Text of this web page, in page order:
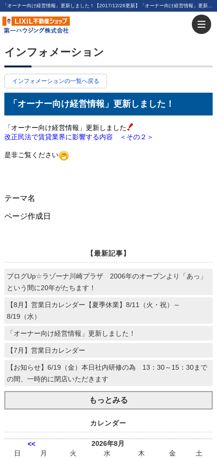
インフォメーション
インフォメーションの一覧へ戻る
「オーナー向け経営情報」更新しました！
「オーナー向け経営情報」更新しました
改正民法で賃貸業界に影響する内容 ＜その２＞
是非ご覧ください
テーマ名
ページ作成日
【最新記事】
ブログUp☆ラゾーナ川崎プラザ 2006年のオープンより「あっ」
という間に20年がたちます！
【8月】営業日カレンダー【夏季休業】8/11（火・祝）～
8/19（水）
「オーナー向け経営情報」更新しました！
【7月】営業日カレンダー
【お知らせ】6/19（金）本日社内研修の為 13：30～15：30まで
の間、一時的に閉店いただきます
もっとみる
カレンダー
<<
2026年8月
日
月 火 水 木 金
土